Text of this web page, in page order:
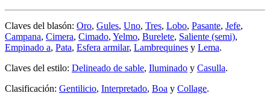
Claves del blasón: Oro, Gules, Uno, Tres, Lobo, Pasante, Jefe,
Campana, Cimera, Cimado, Yelmo, Burelete, Saliente (semi),
Empinado a, Pata, Esfera armilar, Lambrequines y Lema.
Claves del estilo: Delineado de sable, Iluminado y Casulla.
Clasificación: Gentilicio, Interpretado, Boa y Collage.